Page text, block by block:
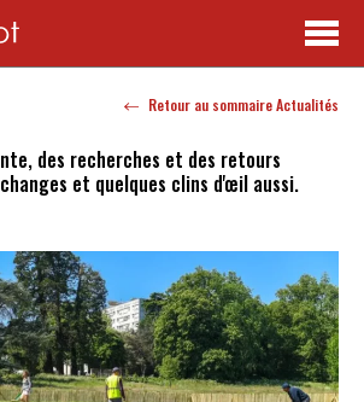
des recherches et des retours
et quelques clins d'œil aussi.
Retour au sommaire Actualités